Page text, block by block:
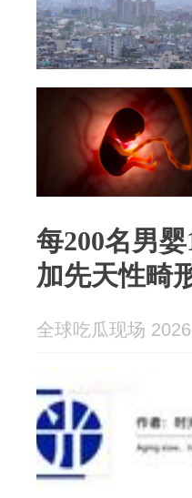
每200名男
加先天性畸
全球吃瓜现场